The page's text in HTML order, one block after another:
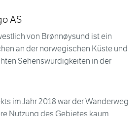
AS
von Brønnøysund ist ein
an der norwegischen Küste und
Sehenswürdigkeiten in der
im Jahr 2018 war der Wanderweg
Nutzung des Gebietes kaum